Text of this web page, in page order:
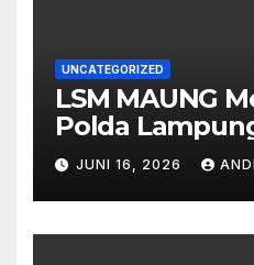
UNCATEGORIZED
LSM MAUNG
Polda
Semua Pihak
Islamic Center-
JUNI 16, 2026